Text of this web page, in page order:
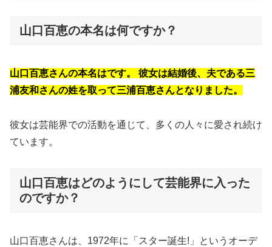
山口百恵の本名は何ですか？
山口百恵さんの本名はです。 彼女は結婚後、夫である三
浦友和さんの姓を取って三浦百恵さんとなりました。
彼女は芸能界での活動を通じて、多くの人々に愛され続け
ています。
山口百恵はどのようにして芸能界に入った
のですか？
山口百恵さんは、1972年に「スター誕生!」というオーデ